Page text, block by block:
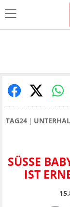
TAG24
SÜSSE
ST